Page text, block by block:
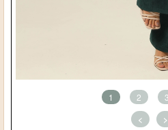
1 2 3
< >